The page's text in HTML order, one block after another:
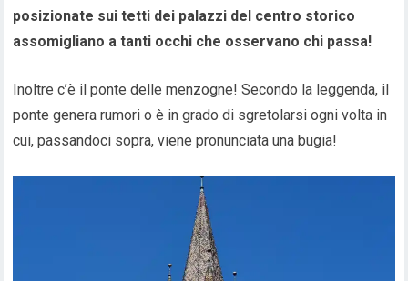
posizionate sui tetti dei palazzi del centro storico
assomigliano a tanti occhi che osservano chi passa!
Inoltre c’è il ponte delle menzogne! Secondo la leggenda, il
ponte genera rumori o è in grado di sgretolarsi ogni volta in
cui, passandoci sopra, viene pronunciata una bugia!